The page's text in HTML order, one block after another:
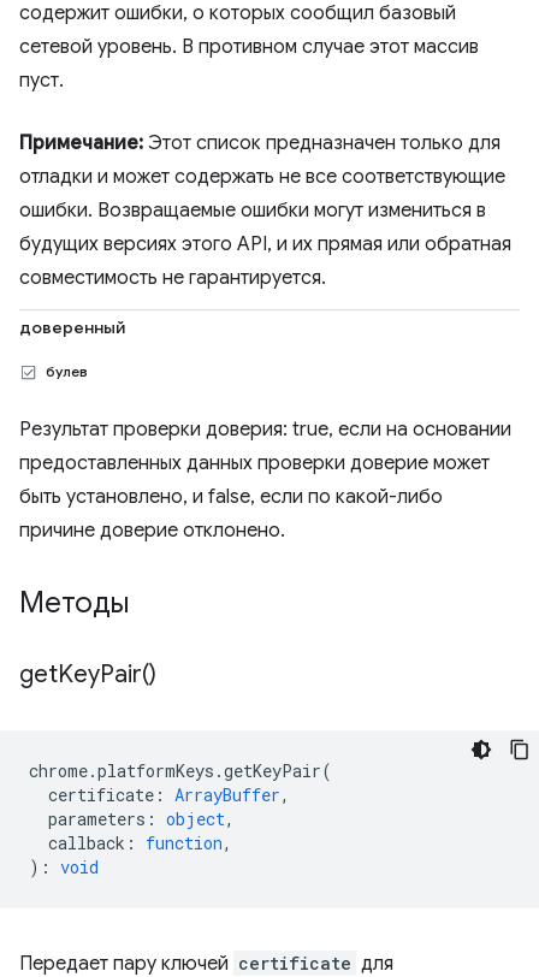
содержит ошибки, о которых сообщил базовый
сетевой уровень. В противном случае этот массив
пуст.
Примечание: Этот список предназначен только для
отладки и может содержать не все соответствующие
ошибки. Возвращаемые ошибки могут измениться в
будущих версиях этого API, и их прямая или обратная
совместимость не гарантируется.
доверенный
булев
Результат проверки доверия: true, если на основании
предоставленных данных проверки доверие может
быть установлено, и false, если по какой-либо
причине доверие отклонено.
Методы
getKeyPair()
chrome.platformKeys .getKeyPair(
certificate : ArrayBuffer,
parameters : object,
callback : function,
) : void
Передает пару ключей certificate для